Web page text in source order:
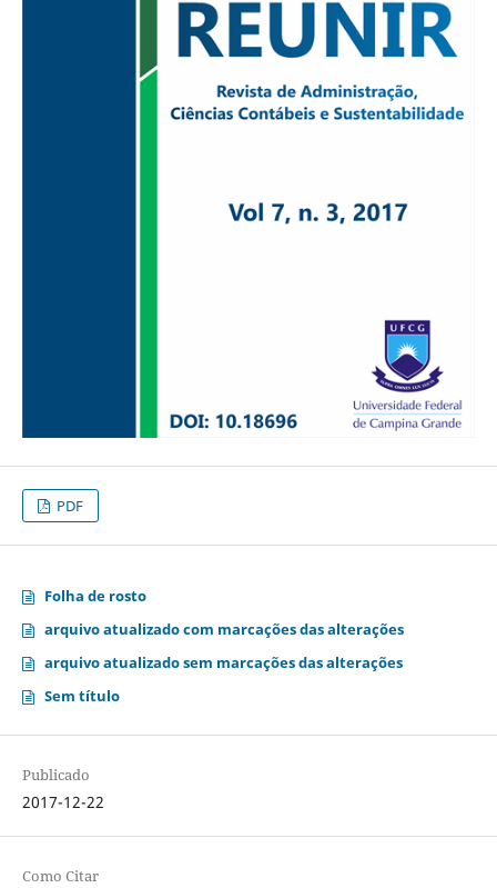
PDF
Folha de rosto
arquivo atualizado com marcações das alterações
arquivo atualizado sem marcações das alterações
Sem título
Publicado
2017-12-22
Como Citar